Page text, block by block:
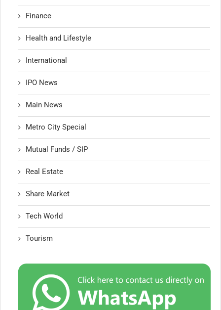
Finance
Health and Lifestyle
International
IPO News
Main News
Metro City Special
Mutual Funds / SIP
Real Estate
Share Market
Tech World
Tourism